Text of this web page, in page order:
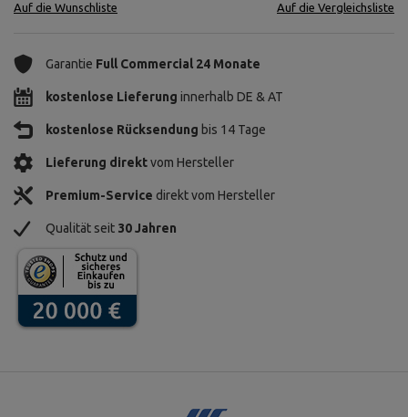
Auf die Wunschliste Auf die Vergleichsliste
Garantie Full Commercial 24 Monate
kostenlose Lieferung innerhalb DE & AT
kostenlose Rücksendung bis 14 Tage
Lieferung direktvom Hersteller
Premium-Service direkt vom Hersteller
Qualität seit 30 Jahren